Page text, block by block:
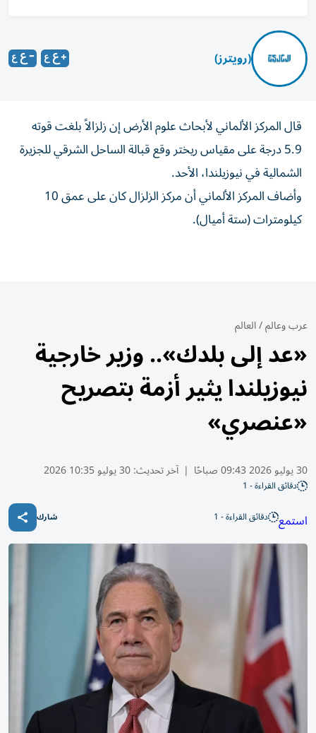
(رويترز)
قال المركز ​الألماني ⁠لأبحاث ‌علوم ‌الأرض إن زلزالاً ‌بلغت قوته
⁠5.9 درجة على مقياس ريختر وقع قبالة ​الساحل الشرقي للجزيرة
‌الشمالية في نيوزيلندا، الأحد.
وأضاف المركز ​الألماني ‌أن ‌مركز الزلزال كان ‌على عمق ‌10
كيلومترات (ستة ⁠أميال).
عرب وعالم/العالم
«عد إلى بلدك».. وزير خارجية
نيوزيلندا يثير أزمة بتصريح
«عنصري»
30 يوليو 2026 09:43 صباحًا | آخر تحديث:30 يوليو 10:35 2026
دقائق القراءة - 1
استمع دقائق القراءة - 1 شارك